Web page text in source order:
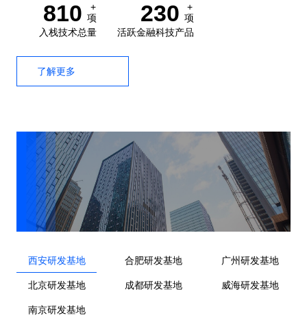
810
+
项
入栈技术总量
230
+
项
活跃金融科技产品
了解更多
西安研发基地 合肥研发基地 广州研发基地
北京研发基地 成都研发基地 威海研发基地
南京研发基地